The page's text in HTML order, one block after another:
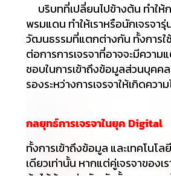
บริบทที่เปลี่ยนไปข้างต้น ทำให้
พรมแดน ทำให้เราหรือนักเจรจารุ่
วัฒนธรรมที่แตกต่างกัน ทั้งการ
ต่อการการเจรจาที่อาจจะมีควา
ชอบในการเข้าถึงข้อมูลส่วนบุคค
รองระหว่างการเจรจาให้เกิดควา
กลยุทธ์การเจรจาในยุคDigital
ทั้งการเข้าถึงข้อมูล และเทคโนโ
เดียวเท่านั้น หากแต่คู่เจรจาของ